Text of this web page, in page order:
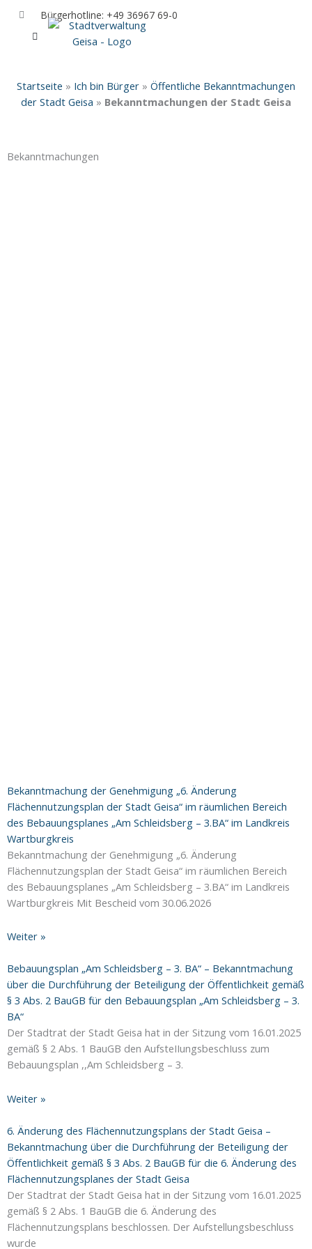
springen
Bürgerhotline: +49 36967 69-0
Startseite » Ich bin Bürger » Öffentliche Bekanntmachungen
der Stadt Geisa » Bekanntmachungen der Stadt Geisa
Bekanntmachungen
Bekanntmachung der Genehmigung „6. Änderung
Flächennutzungsplan der Stadt Geisa“ im räumlichen Bereich
des Bebauungsplanes „Am Schleidsberg – 3.BA“ im Landkreis
Wartburgkreis
Bekanntmachung der Genehmigung „6. Änderung
Flächennutzungsplan der Stadt Geisa“ im räumlichen Bereich
des Bebauungsplanes „Am Schleidsberg – 3.BA“ im Landkreis
Wartburgkreis Mit Bescheid vom 30.06.2026
Weiter »
Bebauungsplan „Am Schleidsberg – 3. BA“ – Bekanntmachung
über die Durchführung der Beteiligung der Öffentlichkeit gemäß
§ 3 Abs. 2 BauGB für den Bebauungsplan „Am Schleidsberg – 3.
BA“
Der Stadtrat der Stadt Geisa hat in der Sitzung vom 16.01.2025
gemäß § 2 Abs. 1 BauGB den AufsteIIungsbeschIuss zum
Bebauungsplan ,,Am Schleidsberg – 3.
Weiter »
6. Änderung des Flächennutzungsplans der Stadt Geisa –
Bekanntmachung über die Durchführung der Beteiligung der
Öffentlichkeit gemäß § 3 Abs. 2 BauGB für die 6. Änderung des
Flächennutzungsplanes der Stadt Geisa
Der Stadtrat der Stadt Geisa hat in der Sitzung vom 16.01.2025
gemäß § 2 Abs. 1 BauGB die 6. Änderung des
Flächennutzungsplans beschlossen. Der Aufstellungsbeschluss
wurde